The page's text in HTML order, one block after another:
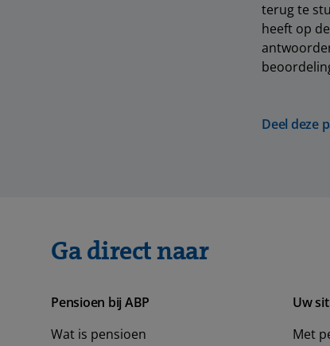
terug te
heeft op
Deel deze
Ga direct naar
Pensioen bij ABP
Wat is pensioen
Uw
Met